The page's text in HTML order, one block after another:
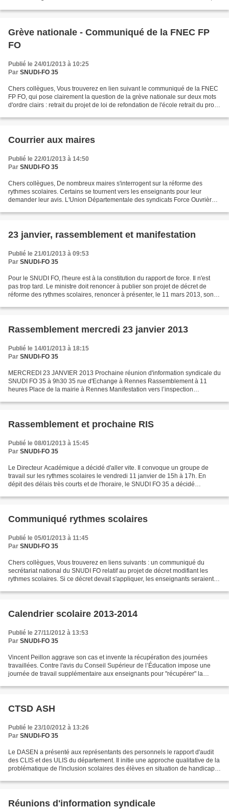
Grève nationale - Communiqué de la FNEC FP
FO
Publié le 24/01/2013 à 10:25
Par SNUDI-FO 35
Chers collègues, Vous trouverez en lien suivant le communiqué de la FNEC
FP FO, qui pose clairement la question de la grève nationale sur deux mots
d'ordre clairs : retrait du projet de loi de refondation de l'école retrait du projet
Courrier aux maires
Publié le 22/01/2013 à 14:50
Par SNUDI-FO 35
Chers collègues, De nombreux maires s'interrogent sur la réforme des
rythmes scolaires. Certains se tournent vers les enseignants pour leur
demander leur avis. L'Union Départementale des syndicats Force Ouvrière
23 janvier, rassemblement et manifestation
Publié le 21/01/2013 à 09:53
Par SNUDI-FO 35
Pour le SNUDI FO, l'heure est à la constitution du rapport de force. Il n'est
pas trop tard. Le ministre doit renoncer à publier son projet de décret de
réforme des rythmes scolaires, renoncer à présenter, le 11 mars 2013, son
Rassemblement mercredi 23 janvier 2013
Publié le 14/01/2013 à 18:15
Par SNUDI-FO 35
MERCREDI 23 JANVIER 2013 Prochaine réunion d'information syndicale du
SNUDI FO 35 à 9h30 35 rue d'Echange à Rennes Rassemblement à 11
heures Place de la mairie à Rennes Manifestation vers l’inspection
Rassemblement et prochaine RIS
Publié le 08/01/2013 à 15:45
Par SNUDI-FO 35
Le Directeur Académique a décidé d'aller vite. Il convoque un groupe de
travail sur les rythmes scolaires le vendredi 11 janvier de 15h à 17h. En
dépit des délais très courts et de l'horaire, le SNUDI FO 35 a décidé
Communiqué rythmes scolaires
Publié le 05/01/2013 à 11:45
Par SNUDI-FO 35
Chers collègues, Vous trouverez en liens suivants : un communiqué du
secrétariat national du SNUDI FO relatif au projet de décret modifiant les
rythmes scolaires. Si ce décret devait s'appliquer, les enseignants seraient
Calendrier scolaire 2013-2014
Publié le 27/11/2012 à 13:53
Par SNUDI-FO 35
Vincent Peillon aggrave son cas et invente la récupération des journées
travaillées. Contre l'avis du Conseil Supérieur de l’Éducation impose une
journée de travail supplémentaire aux enseignants pour "récupérer" la
CTSD ASH
Publié le 23/10/2012 à 13:26
Par SNUDI-FO 35
Le DASEN a présenté aux représentants des personnels le rapport d'audit
des CLIS et des ULIS du département. Il initie une approche qualitative de la
problématique de l'inclusion scolaires des élèves en situation de handicap.
Réunions d'information syndicale